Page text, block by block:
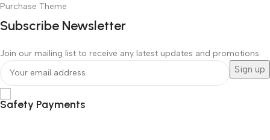
Purchase Theme
Subscribe Newsletter
Join our mailing list to receive any latest updates and promotions.
Safety Payments